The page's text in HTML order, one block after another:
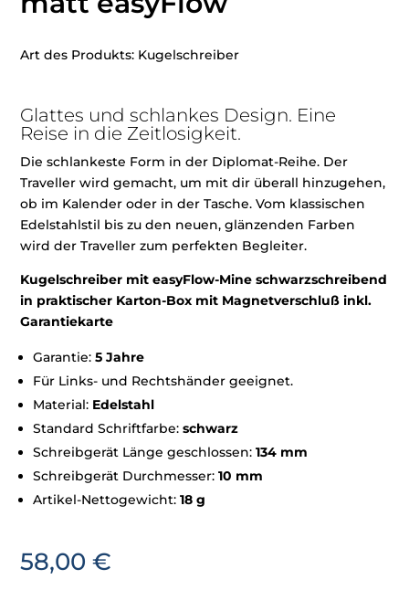
Art des Produkts: Kugelschreiber
Glattes und schlankes Design. Eine
Reise in die Zeitlosigkeit.
Die schlankeste Form in der Diplomat-Reihe. Der
Traveller wird gemacht, um mit dir überall hinzugehen,
ob im Kalender oder in der Tasche. Vom klassischen
Edelstahlstil bis zu den neuen, glänzenden Farben
wird der Traveller zum perfekten Begleiter.
Kugelschreiber mit easyFlow-Mine schwarzschreibend
in praktischer Karton-Box mit Magnetverschluß inkl.
Garantiekarte
Garantie:5 Jahre
Für Links- und Rechtshänder geeignet.
Material: Edelstahl
Standard Schriftfarbe:schwarz
Schreibgerät Länge geschlossen:134 mm
Schreibgerät Durchmesser:10 mm
Artikel-Nettogewicht:18 g
58,00€